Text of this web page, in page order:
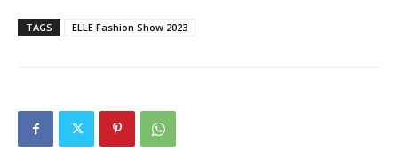
TAGS ELLE Fashion Show 2023